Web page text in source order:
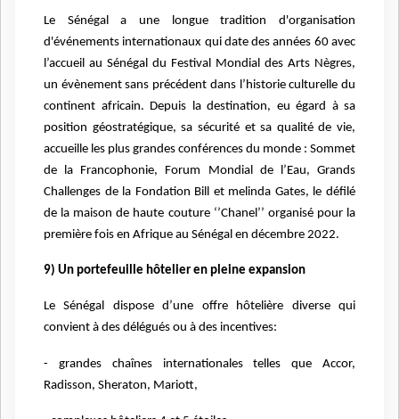
Le Sénégal a une longue tradition d'organisation
d'événements internationaux qui date des années 60 avec
l’accueil au Sénégal du Festival Mondial des Arts Nègres,
un évènement sans précédent dans l’historie culturelle du
continent africain. Depuis la destination, eu égard à sa
position géostratégique, sa sécurité et sa qualité de vie,
accueille les plus grandes conférences du monde : Sommet
de la Francophonie, Forum Mondial de l’Eau, Grands
Challenges de la Fondation Bill et melinda Gates, le défilé
de la maison de haute couture ‘’Chanel’’ organisé pour la
première fois en Afrique au Sénégal en décembre 2022.
9) Un portefeuille hôtelier en pleine expansion
Le Sénégal dispose d’une offre hôtelière diverse qui
convient à des délégués ou à des incentives:
- grandes chaînes internationales telles que Accor,
Radisson, Sheraton, Mariott,